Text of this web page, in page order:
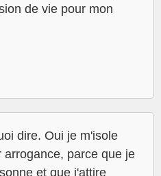
de vie pour mon
dire. Oui je m'isole
arrogance, parce que je
et que j'attire